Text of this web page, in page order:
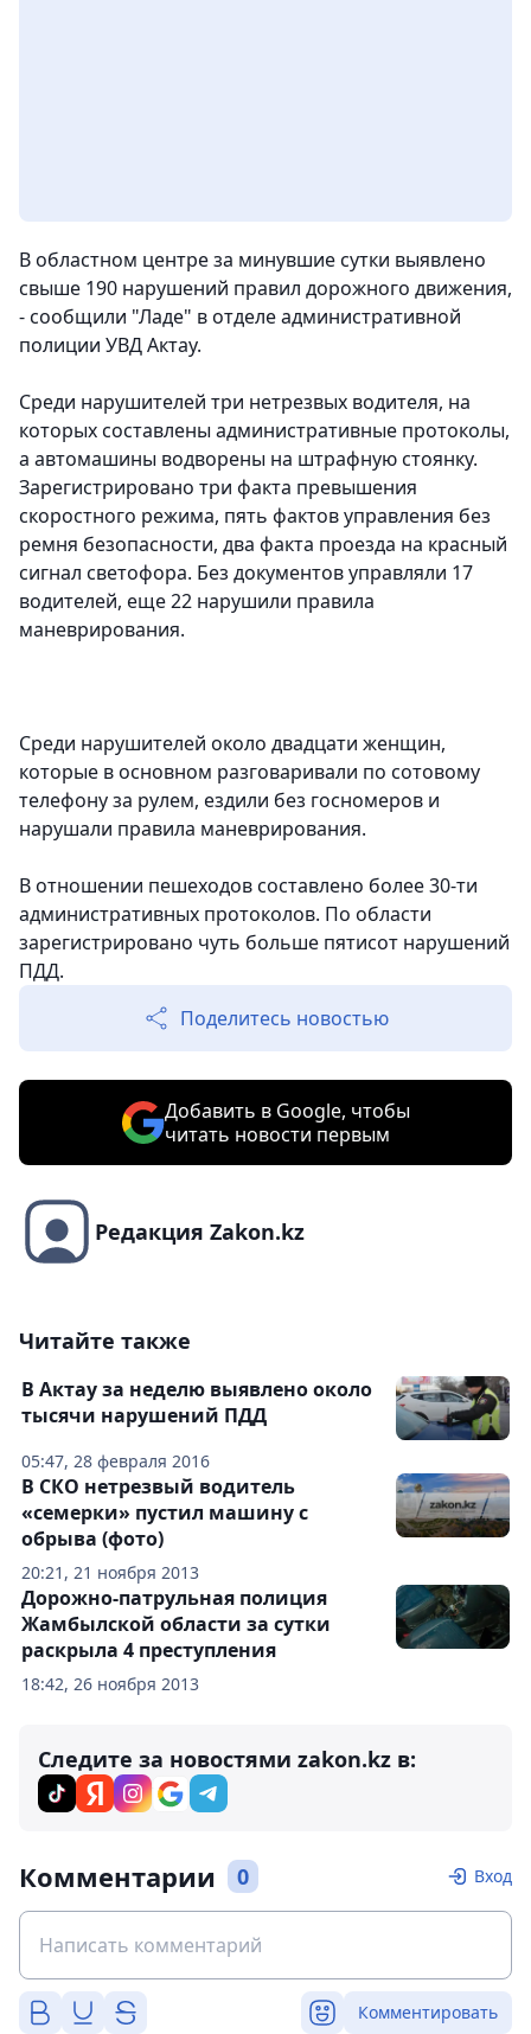
В областном центре за минувшие сутки выявлено
свыше 190 нарушений правил дорожного движения,
- сообщили "Ладе" в отделе административной
полиции УВД Актау.
Среди нарушителей три нетрезвых водителя, на
которых составлены административные протоколы,
а автомашины водворены на штрафную стоянку.
Зарегистрировано три факта превышения
скоростного режима, пять фактов управления без
ремня безопасности, два факта проезда на красный
сигнал светофора. Без документов управляли 17
водителей, еще 22 нарушили правила
маневрирования.
Среди нарушителей около двадцати женщин,
которые в основном разговаривали по сотовому
телефону за рулем, ездили без госномеров и
нарушали правила маневрирования.
В отношении пешеходов составлено более 30-ти
административных протоколов. По области
зарегистрировано чуть больше пятисот нарушений
ПДД.
Поделитесь новостью
Добавить в Google, чтобы
читать новости первым
Редакция Zakon.kz
Читайте также
05:47, 28 февраля 2016
В Актау за неделю выявлено около
тысячи нарушений ПДД
20:21, 21 ноября 2013
В СКО нетрезвый водитель
«семерки» пустил машину с
обрыва (фото)
18:42, 26 ноября 2013
Дорожно-патрульная полиция
Жамбылской области за сутки
раскрыла 4 преступления
Следите за новостями zakon.kz в:
Комментарии 0 Вход
Комментировать